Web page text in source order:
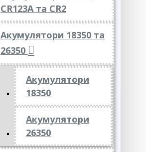
CR123A та CR2
Акумулятори 18350 та
26350
Акумулятори
18350
Акумулятори
26350